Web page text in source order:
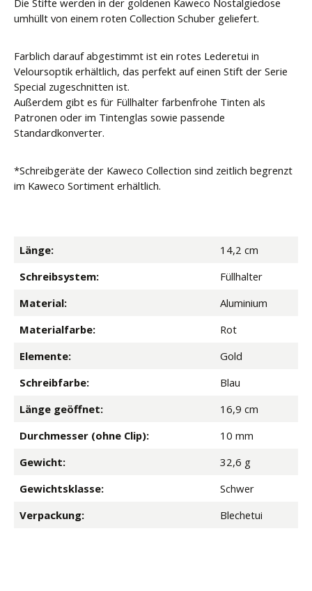
Die Stifte werden in der goldenen Kaweco Nostalgiedose
umhüllt von einem roten Collection Schuber geliefert.
Farblich darauf abgestimmt ist ein rotes Lederetui in
Veloursoptik erhältlich, das perfekt auf einen Stift der Serie
Special zugeschnitten ist.
Außerdem gibt es für Füllhalter farbenfrohe Tinten als
Patronen oder im Tintenglas sowie passende
Standardkonverter.
*Schreibgeräte der Kaweco Collection sind zeitlich begrenzt
im Kaweco Sortiment erhältlich.
Länge:
14,2 cm
Schreibsystem:
Füllhalter
Material:
Aluminium
Materialfarbe:
Rot
Elemente:
Gold
Schreibfarbe:
Blau
Länge geöffnet:
16,9 cm
Durchmesser (ohne Clip):
10 mm
Gewicht:
32,6 g
Gewichtsklasse:
Schwer
Verpackung:
Blechetui